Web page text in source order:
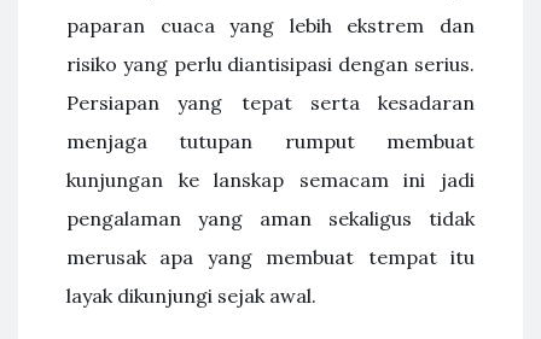
paparan cuaca yang lebih ekstrem dan
risiko yang perlu diantisipasi dengan serius.
Persiapan yang tepat serta kesadaran
menjaga tutupan rumput membuat
kunjungan ke lanskap semacam ini jadi
pengalaman yang aman sekaligus tidak
merusak apa yang membuat tempat itu
layak dikunjungi sejak awal.